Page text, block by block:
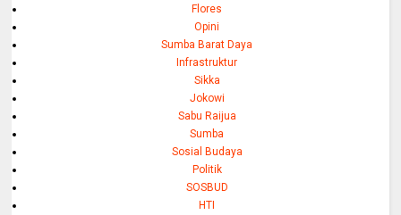
Flores
Opini
Sumba Barat Daya
Infrastruktur
Sikka
Jokowi
Sabu Raijua
Sumba
Sosial Budaya
Politik
SOSBUD
HTI